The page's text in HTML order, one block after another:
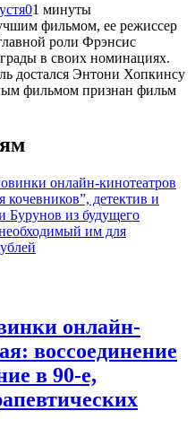
01 минуты
фильмом, ее режиссер
роли Фрэнсис
в своих номинациях.
достался Энтони Хопкинсу
фильмом признан фильм
онлайн-кинотеатров
кочевников”, детектив и
Бурунов из будущего
им для
онлайн-
воссоединение
в 90-е,